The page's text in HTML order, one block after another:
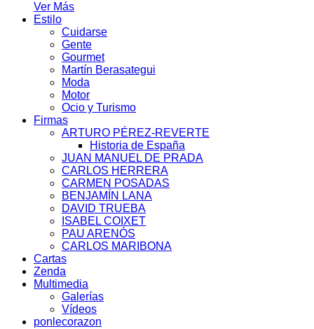
Ver Más
Estilo
Cuidarse
Gente
Gourmet
Martín Berasategui
Moda
Motor
Ocio y Turismo
Firmas
ARTURO PÉREZ-REVERTE
Historia de España
JUAN MANUEL DE PRADA
CARLOS HERRERA
CARMEN POSADAS
BENJAMÍN LANA
DAVID TRUEBA
ISABEL COIXET
PAU ARENÓS
CARLOS MARIBONA
Cartas
Zenda
Multimedia
Galerías
Vídeos
ponlecorazon